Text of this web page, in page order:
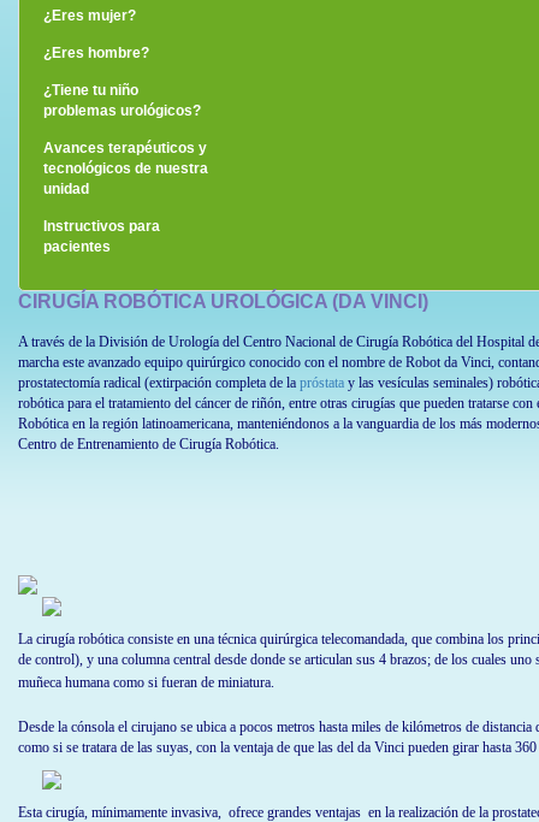
¿Eres mujer?
¿Eres hombre?
¿Tiene tu niño
problemas urológicos?
Avances terapéuticos y
tecnológicos de nuestra
unidad
Instructivos para
pacientes
CIRUGÍA ROBÓTICA UROLÓGICA (DA VINCI)
A través de la División de Urología del Centro Nacional de Cirugía Robótica del Hospital
marcha este avanzado equipo quirúrgico conocido con el nombre de Robot da Vinci,
prostatectomía radical (extirpación completa de la próstata y las vesículas seminales)
robótica para el tratamiento del cáncer de riñón, entre otras cirugías que pueden tratarse
Robótica en la región latinoamericana, manteniéndonos a la vanguardia de los más
Centro de Entrenamiento de Cirugía Robótica.
La cirugía robótica consiste en una técnica quirúrgica telecomandada, que combina los
de control), y una columna central desde donde se articulan sus 4 brazos; de los cuales
muñeca humana como si fueran de miniatura.
Desde la cónsola el cirujano se ubica a pocos metros hasta miles de kilómetros de distancia
como si se tratara de las suyas, con la ventaja de que las del da Vinci pueden girar hasta
Esta cirugía, mínimamente invasiva, ofrece grandes ventajas en la realización de la